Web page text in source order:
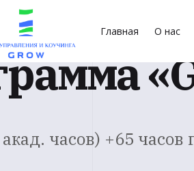
Главная О нас
часов) +65 часов